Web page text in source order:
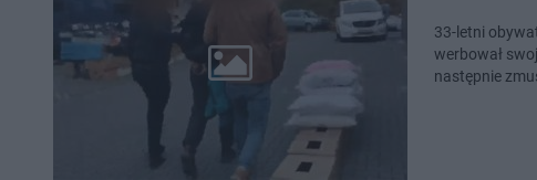
33-letni
werbował
następnie